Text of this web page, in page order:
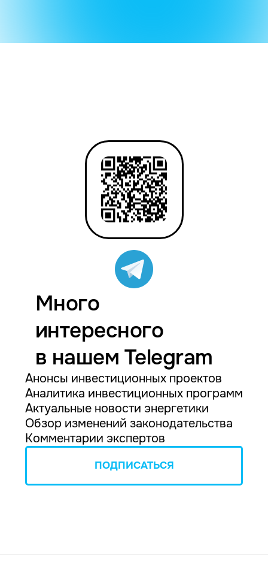
Много
интересного
в нашем Telegram
Анонсы инвестиционных проектов
Аналитика инвестиционных программ
Актуальные новости энергетики
Обзор изменений законодательства
Комментарии экспертов
ПОДПИСАТЬСЯ